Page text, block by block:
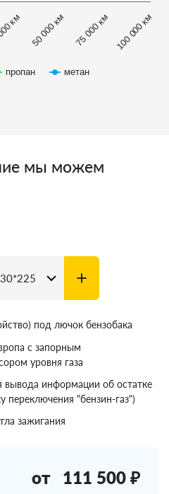
пропан метан
км 50 000 км 75 000 км 100 000 км
мы можем
под лючок бензобака
с запорным
уровня газа
вывода информации об остатке
переключения "бензин-газ")
зажигания
от 111 500 ₽